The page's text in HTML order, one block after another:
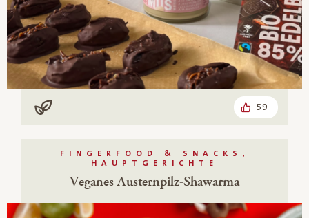
Vegan 59
FINGERFOOD & SNACKS,
HAUPTGERICHTE
Veganes Austernpilz-Shawarma